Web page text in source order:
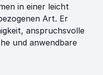
in einer leicht
Art. Er
anspruchsvolle
und anwendbare